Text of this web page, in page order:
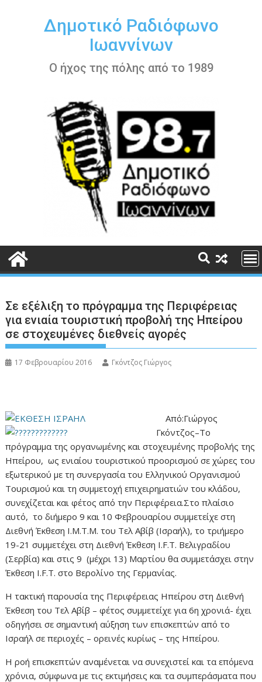
περιεχόμενοΔημοτικό Ραδιόφωνο
Ιωαννίνων
Ο ήχος της πόλης από το 1989
Σε εξέλιξη το πρόγραμμα της Περιφέρειας
για ενιαία τουριστική προβολή της Ηπείρου
σε στοχευμένες διεθνείς αγορές
17 Φεβρουαρίου 2016 Γκόντζος Γιώργος
Από:Γιώργος
Γκόντζος–Το
πρόγραμμα της οργανωμένης και στοχευμένης προβολής της
Ηπείρου, ως ενιαίου τουριστικού προορισμού σε χώρες του
εξωτερικού με τη συνεργασία του Ελληνικού Οργανισμού
Τουρισμού και τη συμμετοχή επιχειρηματιών του κλάδου,
συνεχίζεται και φέτος από την Περιφέρεια.Στο πλαίσιο
αυτό, το διήμερο 9 και 10 Φεβρουαρίου συμμετείχε στη
Διεθνή Έκθεση Ι.Μ.Τ.Μ. του Τελ Αβίβ (Ισραήλ), το τριήμερο
19-21 συμμετέχει στη Διεθνή Έκθεση I.F.T. Βελιγραδίου
(Σερβία) και στις 9 (μέχρι 13) Μαρτίου θα συμμετάσχει στην
Έκθεση Ι.F.T. στο Βερολίνο της Γερμανίας.
Η τακτική παρουσία της Περιφέρειας Ηπείρου στη Διεθνή
Έκθεση του Τελ Αβίβ – φέτος συμμετείχε για 6η χρονιά- έχει
οδηγήσει σε σημαντική αύξηση των επισκεπτών από το
Ισραήλ σε περιοχές – ορεινές κυρίως – της Ηπείρου.
Η ροή επισκεπτών αναμένεται να συνεχιστεί και τα επόμενα
χρόνια, σύμφωνα με τις εκτιμήσεις και τα συμπεράσματα που